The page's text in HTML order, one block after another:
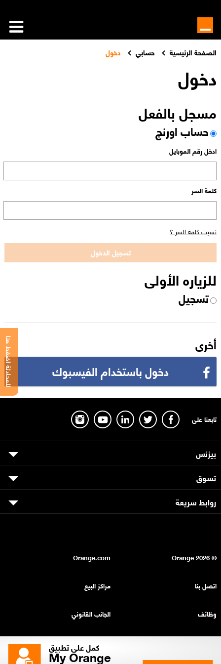
كمل على تطبيق
My Orange
الصفحة الرئيسية حسابي دخول
دخول
مسجل بالفعل
حساب اورنچ
ادخل رقم الموبايل
كلمة السر
نسيت كلمة السر ؟
للزياره الأولى
تسجيل
أخرى
دخول باستخدام الفيسبوك
للمحادثة اضغط هنا
تابعنا على
بيزنس
تسوق
روابط سريعة
© Orange
2026
Orange.com
اتصل بنا مراكز البيع
وظائف الجانب القانوني